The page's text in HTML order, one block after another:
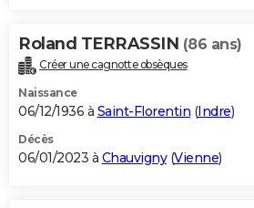
Roland TERRASSIN (86 ans)
Créer une cagnotte obsèques
Naissance
06/12/1936 à Saint-Florentin (Indre)
Décès
06/01/2023 à Chauvigny(Vienne)